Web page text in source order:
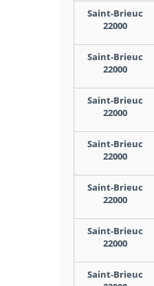
Saint-Brieuc
22000
Saint-Brieuc
22000
Saint-Brieuc
22000
Saint-Brieuc
22000
Saint-Brieuc
22000
Saint-Brieuc
22000
Saint-Brieuc